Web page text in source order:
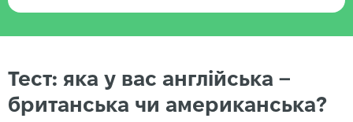
Тест: яка у вас англійська –
британська чи американська?